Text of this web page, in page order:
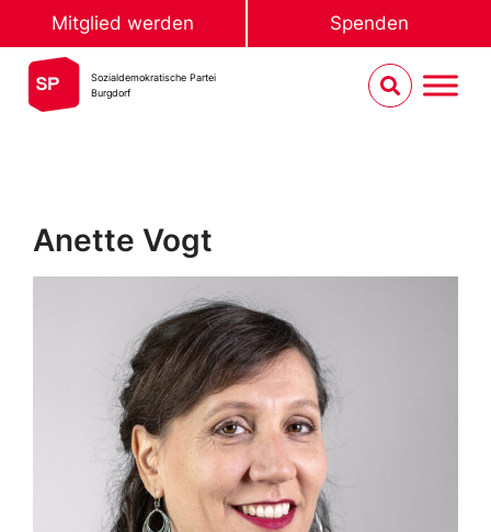
Mitglied werden Spenden
Sozialdemokratische Partei
Burgdorf
Anette Vogt